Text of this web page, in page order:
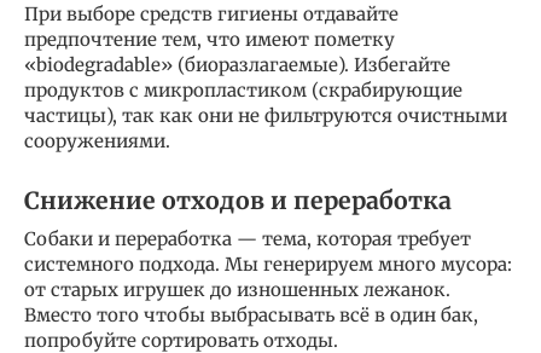
При выборе средств гигиены отдавайте
предпочтение тем, что имеют пометку
«biodegradable» (биоразлагаемые). Избегайте
продуктов с микропластиком (скрабирующие
частицы), так как они не фильтруются очистными
сооружениями.
Снижение отходов и переработка
Собаки и переработка — тема, которая требует
системного подхода. Мы генерируем много мусора:
от старых игрушек до изношенных лежанок.
Вместо того чтобы выбрасывать всё в один бак,
попробуйте сортировать отходы.